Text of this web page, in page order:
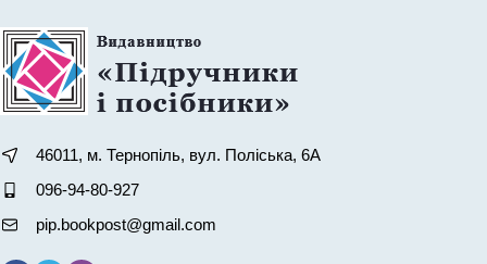
46011, м. Тернопіль, вул. Поліська, 6А
096-94-80-927
pip.bookpost@gmail.com